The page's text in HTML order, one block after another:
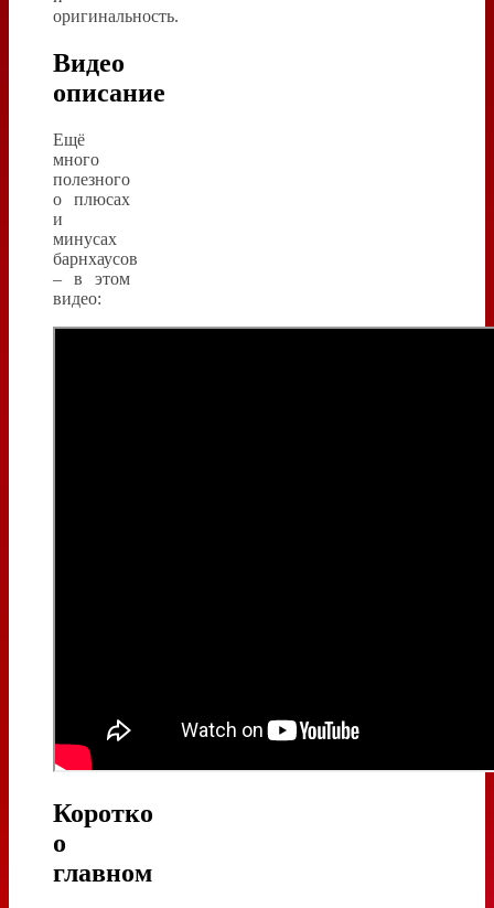
оригинальность.
Видео
описание
Ещё
много
полезного
о плюсах
и
минусах
барнхаусов
– в этом
видео:
Коротко
о
главном